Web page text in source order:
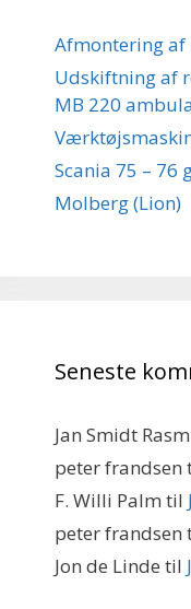
Afmontering af
Udskiftning af
MB 220
Scania 75 – 76
Molberg (Lion)
Seneste
Jan Smidt
peter frandsen
F. Willi Palm til
peter frandsen
Jon de Linde til